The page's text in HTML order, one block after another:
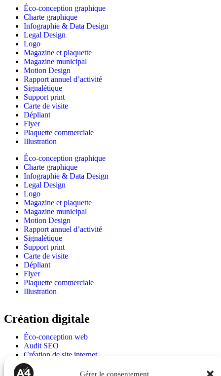
Gérer le consentement
Éco-conception graphique
Charte graphique
Infographie & Data Design
Legal Design
Logo
Magazine et plaquette
Magazine municipal
Motion Design
Rapport annuel d’activité
Signalétique
Support print
Carte de visite
Dépliant
Flyer
Plaquette commerciale
Illustration
Éco-conception graphique
Charte graphique
Infographie & Data Design
Legal Design
Logo
Magazine et plaquette
Magazine municipal
Motion Design
Rapport annuel d’activité
Signalétique
Support print
Carte de visite
Dépliant
Flyer
Plaquette commerciale
Illustration
Création digitale
Éco-conception web
Audit SEO
Création de site internet
Accessibilité numérique et conformité RGAA
Maquettage de site internet